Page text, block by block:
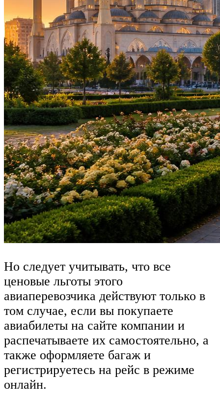
Но следует учитывать, что все
ценовые льготы этого
авиаперевозчика действуют только в
том случае, если вы покупаете
авиабилеты на сайте компании и
распечатываете их самостоятельно, а
также оформляете багаж и
регистрируетесь на рейс в режиме
онлайн.